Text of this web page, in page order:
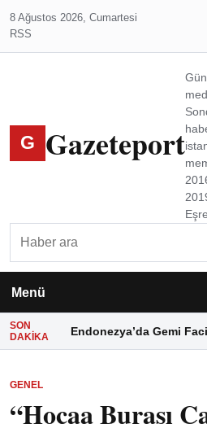
8 Ağustos 2026, Cumartesi
RSS
G Gazeteport
Menü
SON
DAKIKA
Endonezya’da Gemi
GENEL
“Hocaa Burası